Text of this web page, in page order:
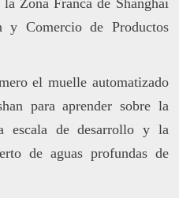
Comercio de Productos
el muelle automatizado
para aprender sobre la
escala de desarrollo y la
de aguas profundas de